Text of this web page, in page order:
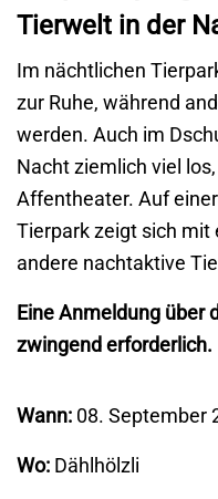
Tierwelt in der
Im nächtlichen
zur Ruhe, während
werden. Auch im
Nacht ziemlich viel
Affentheater. Auf
Tierpark zeigt sich mit
andere nachtaktive
Eine Anmeldung über
zwingend erforderlich.
Wann: 08. September
Wo: Dählhölzli